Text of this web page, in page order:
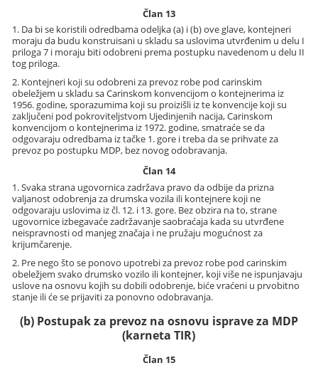
Član 13
1. Da bi se koristili odredbama odeljka (a) i (b) ove glave, kontejneri
moraju da budu konstruisani u skladu sa uslovima utvrđenim u delu I
priloga 7 i moraju biti odobreni prema postupku navedenom u delu II
tog priloga.
2. Kontejneri koji su odobreni za prevoz robe pod carinskim
obeležjem u skladu sa Carinskom konvencijom o kontejnerima iz
1956. godine, sporazumima koji su proizišli iz te konvencije koji su
zaključeni pod pokroviteljstvom Ujedinjenih nacija, Carinskom
konvencijom o kontejnerima iz 1972. godine, smatraće se da
odgovaraju odredbama iz tačke 1. gore i treba da se prihvate za
prevoz po postupku MDP, bez novog odobravanja.
Član 14
1. Svaka strana ugovornica zadržava pravo da odbije da prizna
valjanost odobrenja za drumska vozila ili kontejnere koji ne
odgovaraju uslovima iz čl. 12. i 13. gore. Bez obzira na to, strane
ugovornice izbegavaće zadržavanje saobraćaja kada su utvrđene
neispravnosti od manjeg značaja i ne pružaju mogućnost za
krijumčarenje.
2. Pre nego što se ponovo upotrebi za prevoz robe pod carinskim
obeležjem svako drumsko vozilo ili kontejner, koji više ne ispunjavaju
uslove na osnovu kojih su dobili odobrenje, biće vraćeni u prvobitno
stanje ili će se prijaviti za ponovno odobravanja.
(b) Postupak za prevoz na osnovu isprave za MDP
(karneta TIR)
Član 15